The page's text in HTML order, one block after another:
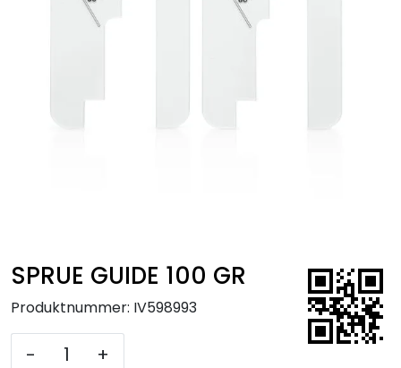
SPRUE GUIDE 100 GR
Produktnummer: IV598993
- +
Hygiene